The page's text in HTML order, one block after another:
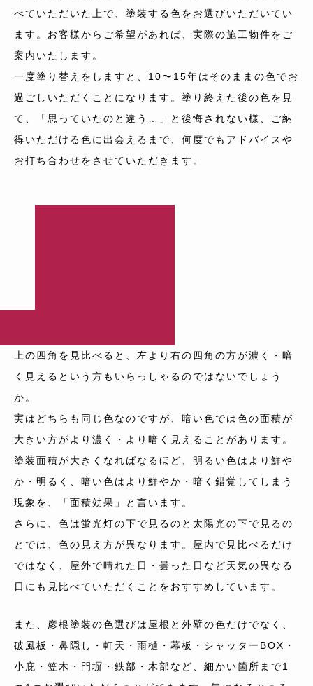
べていただいた上で、塗装する色をお選びいただいてい
ます。お客様からご希望があれば、実際の施工物件をご
案内いたします。
一度塗り替えをしますと、10〜15年はそのままの色でお
過ごしいただくことになります。塗り終えた後の色を見
て、「思っていたのと違う…」と後悔されない様、ご納
得いただける色に出会えるまで、何度でもアドバイスや
お打ち合わせをさせていただきます。
上の四角を見比べると、左より右の四角の方が濃く・暗
く見えるという方もいらっしゃるのではないでしょう
か。
実はどちらも同じ色なのですが、暗い色では色の面積が
大きい方がより濃く・より暗く見えることがあります。
塗装面積が大きくなればなるほど、明るい色はより鮮や
か・明るく、暗い色はより鮮やか・暗く錯覚してしまう
現象を、「面積効果」と言います。
さらに、色は蛍光灯の下で見るのと太陽光の下で見るの
とでは、色の見え方が異なります。屋内で見比べるだけ
ではなく、屋外で晴れた日・曇った日など天気の異なる
日にも見比べていただくことをおすすめしています。
また、彦根塗装の色選びは屋根と外壁の色だけでなく、
破風板・鼻隠し・軒天・雨樋・幕板・シャッターBOX・
小庇・笠木・門塀・鉄部・木部など、細かい箇所まで1